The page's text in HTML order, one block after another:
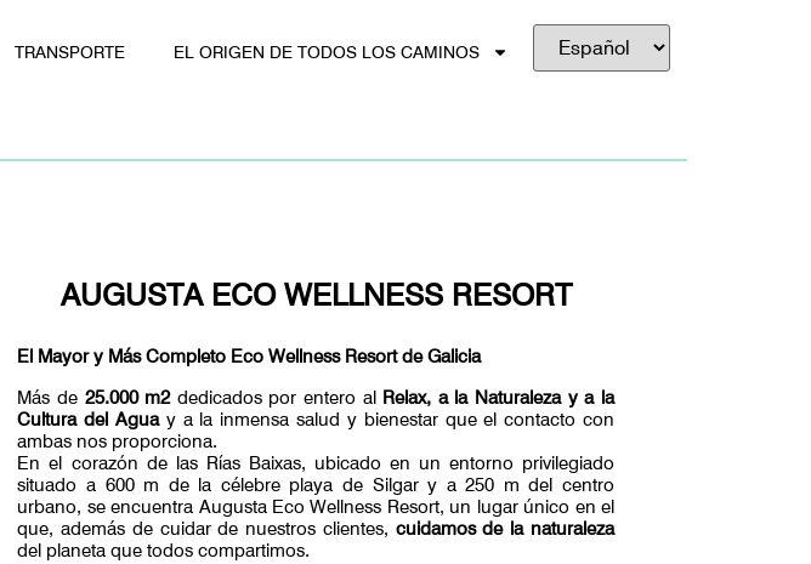
TRANSPORTE EL ORIGEN DE TODOS LOS CAMINOS
AUGUSTA ECO WELLNESS RESORT
El Mayor y Más Completo Eco Wellness Resort de Galicia
Más de 25.000 m2dedicados por entero al Relax, a la Naturaleza y a la
Cultura del Agua y a la inmensa salud y bienestar que el contacto con
ambas nos proporciona.
En el corazón de las Rías Baixas, ubicado en un entorno privilegiado
situado a 600 m de la célebre playa de Silgar y a 250 m del centro
urbano, se encuentra Augusta Eco Wellness Resort, un lugar único en el
que, además de cuidar de nuestros clientes, cuidamos de la naturaleza
del planeta que todos compartimos.